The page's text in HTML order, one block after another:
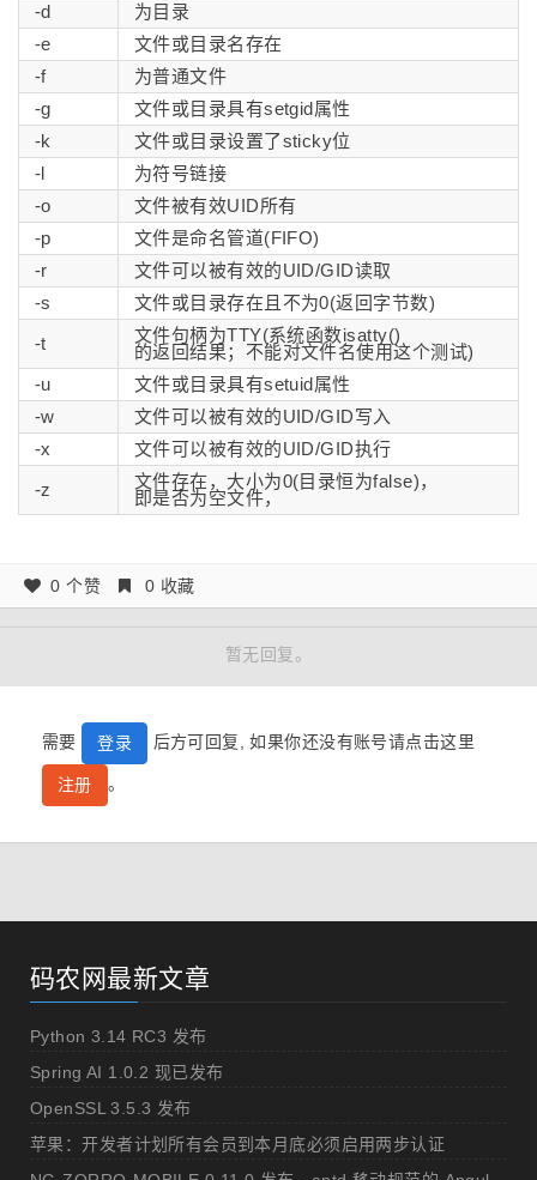
-d
为目录
-e
文件或目录名存在
-f
为普通文件
-g
文件或目录具有setgid属性
-k
文件或目录设置了sticky位
-l
为符号链接
-o
文件被有效UID所有
-p
文件是命名管道(FIFO)
-r
文件可以被有效的UID/GID读取
-s
文件或目录存在且不为0(返回字节数)
-t
文件句柄为TTY(系统函数isatty()
的返回结果；不能对文件名使用这个测试)
-u
文件或目录具有setuid属性
-w
文件可以被有效的UID/GID写入
-x
文件可以被有效的UID/GID执行
-z
文件存在，大小为0(目录恒为false)，
即是否为空文件，
0 个赞 0 收藏
暂无回复。
需要 登录 后方可回复, 如果你还没有账号请点击这里
注册 。
码农网最新文章
Python 3.14 RC3 发布
Spring AI 1.0.2 现已发布
OpenSSL 3.5.3 发布
苹果：开发者计划所有会员到本月底必须启用两步认证